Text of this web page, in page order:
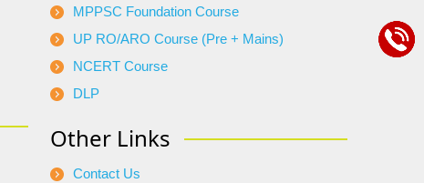
MPPSC Foundation Course
UP RO/ARO Course (Pre + Mains)
NCERT Course
DLP
Other Links
Contact Us